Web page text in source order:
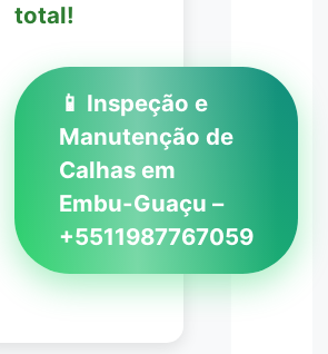
total!
📱 Inspeção e
Manutenção de
Calhas em
Embu-Guaçu –
+5511987767059